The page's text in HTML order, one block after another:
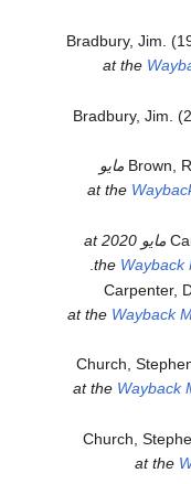
Bradbury, Jim.
Bradbury, Jim.
Brown, 22 مايو
22 مايو 2020 at
the Wayback
Carpenter,
Wayback
Church,
Wayback
Church,